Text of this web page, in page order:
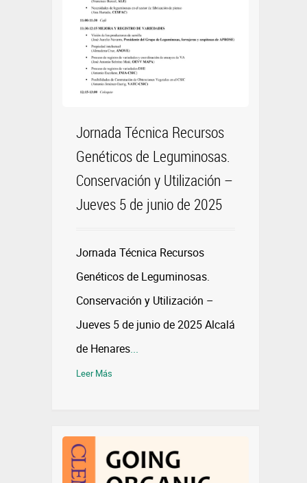
Jornada Técnica Recursos
Genéticos de Leguminosas.
Conservación y Utilización –
Jueves 5 de junio de 2025
Jornada Técnica Recursos
Genéticos de Leguminosas.
Conservación y Utilización –
Jueves 5 de junio de 2025 Alcalá
de Henares...
Leer Más